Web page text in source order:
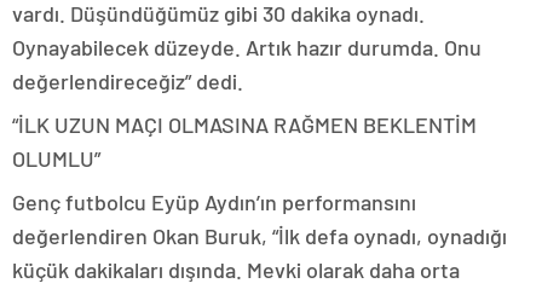
vardı. Düşündüğümüz gibi 30 dakika oynadı.
Oynayabilecek düzeyde. Artık hazır durumda. Onu
değerlendireceğiz” dedi.
“İLK UZUN MAÇI OLMASINA RAĞMEN BEKLENTİM
OLUMLU”
Genç futbolcu Eyüp Aydın’ın performansını
değerlendiren Okan Buruk, “İlk defa oynadı, oynadığı
küçük dakikaları dışında. Mevki olarak daha orta